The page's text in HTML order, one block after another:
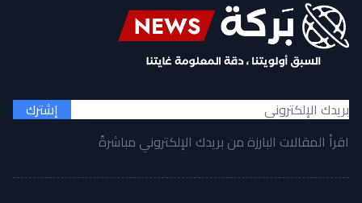
إشترك
اقرأ المقالات البارزة من بريدك الإلكتروني مباشرةً